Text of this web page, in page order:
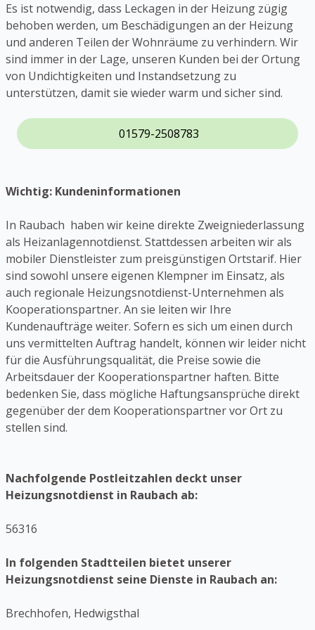
Es ist notwendig, dass Leckagen in der Heizung zügig
behoben werden, um Beschädigungen an der Heizung
und anderen Teilen der Wohnräume zu verhindern. Wir
sind immer in der Lage, unseren Kunden bei der Ortung
von Undichtigkeiten und Instandsetzung zu
unterstützen, damit sie wieder warm und sicher sind.
01579-2508783
Wichtig: Kundeninformationen
In Raubach haben wir keine direkte Zweigniederlassung
als Heizanlagennotdienst. Stattdessen arbeiten wir als
mobiler Dienstleister zum preisgünstigen Ortstarif. Hier
sind sowohl unsere eigenen Klempner im Einsatz, als
auch regionale Heizungsnotdienst-Unternehmen als
Kooperationspartner. An sie leiten wir Ihre
Kundenaufträge weiter. Sofern es sich um einen durch
uns vermittelten Auftrag handelt, können wir leider nicht
für die Ausführungsqualität, die Preise sowie die
Arbeitsdauer der Kooperationspartner haften. Bitte
bedenken Sie, dass mögliche Haftungsansprüche direkt
gegenüber der dem Kooperationspartner vor Ort zu
stellen sind.
Nachfolgende Postleitzahlen deckt unser
Heizungsnotdienst in Raubach ab:
56316
In folgenden Stadtteilen bietet unserer
Heizungsnotdienst seine Dienste in Raubach an:
Brechhofen, Hedwigsthal